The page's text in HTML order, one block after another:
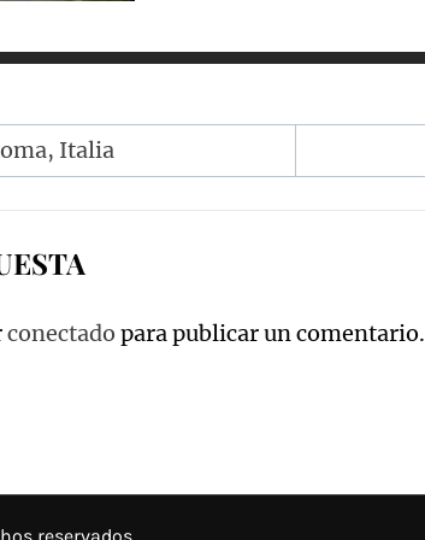
Italia
conectado para publicar un comentario.